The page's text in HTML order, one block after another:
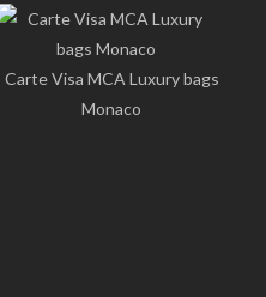
Carte Visa MCA Luxury bags
Monaco